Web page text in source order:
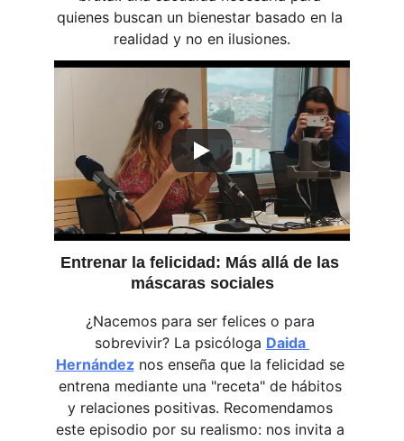
quienes buscan un bienestar basado en la
realidad y no en ilusiones.
Entrenar la felicidad: Más allá de las
máscaras sociales
¿Nacemos para ser felices o para
sobrevivir? La psicóloga Daida
Hernández nos enseña que la felicidad se
entrena mediante una "receta" de hábitos
y relaciones positivas. Recomendamos
este episodio por su realismo: nos invita a